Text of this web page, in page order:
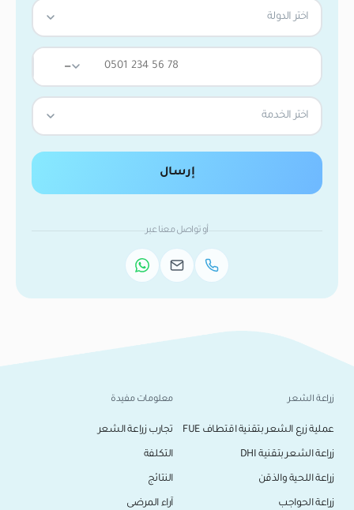
اختر الدولة
—
اختر الخدمة
إرسال
أو تواصل معنا عبر
زراعة الشعر
عملية زرع الشعر بتقنية اقتطاف FUE
زراعة الشعر بتقنية DHI
زراعة اللحية والذقن
زراعة الحواجب
معلومات مفيدة
تجارب زراعة الشعر
التكلفة
النتائج
آراء المرضى